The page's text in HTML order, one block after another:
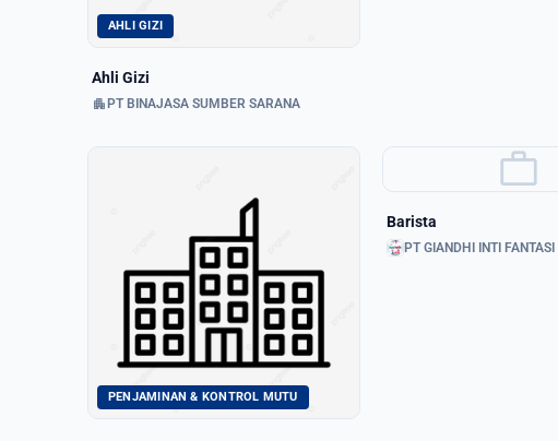
AHLI GIZI
Ahli Gizi
apartmentPT BINAJASA SUMBER SARANA
PENJAMINAN & KONTROL MUTU
work
Barista
PT GIANDHI INTI FANTASI